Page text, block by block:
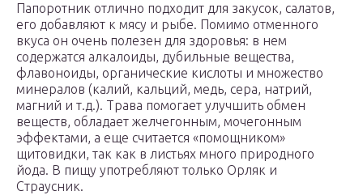
Папоротник отлично подходит для закусок, салатов,
его добавляют к мясу и рыбе. Помимо отменного
вкуса он очень полезен для здоровья: в нем
содержатся алкалоиды, дубильные вещества,
флавоноиды, органические кислоты и множество
минералов (калий, кальций, медь, сера, натрий,
магний и т.д.). Трава помогает улучшить обмен
веществ, обладает желчегонным, мочегонным
эффектами, а еще считается «помощником»
щитовидки, так как в листьях много природного
йода. В пищу употребляют только Орляк и
Страусник.